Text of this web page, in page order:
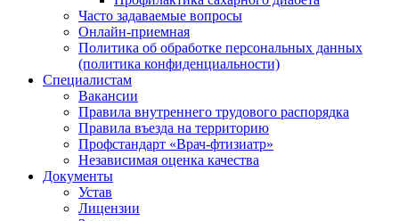
Часто задаваемые вопросы
Онлайн-приемная
Политика об обработке персональных данных
(политика конфиденциальности)
Специалистам
Вакансии
Правила внутреннего трудового распорядка
Правила въезда на территорию
Профстандарт «Врач-фтизиатр»
Независимая оценка качества
Документы
Устав
Лицензии